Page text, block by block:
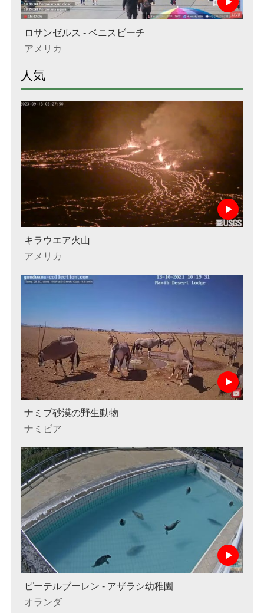
ロサンゼルス - ベニスビーチ
アメリカ
人気
キラウエア火山
アメリカ
ナミブ砂漠の野生動物
ナミビア
ピーテルブーレン - アザラシ幼稚園
オランダ